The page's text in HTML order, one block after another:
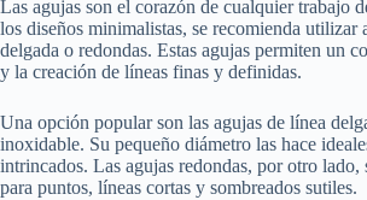
Las agujas son el corazón de cualquier trabajo
los diseños minimalistas, se recomienda utilizar
delgada o redondas. Estas agujas permiten un
y la creación de líneas finas y definidas.
Una opción popular son las agujas de línea
inoxidable. Su pequeño diámetro las hace
intrincados. Las agujas redondas, por otro lado,
para puntos, líneas cortas y sombreados sutiles.